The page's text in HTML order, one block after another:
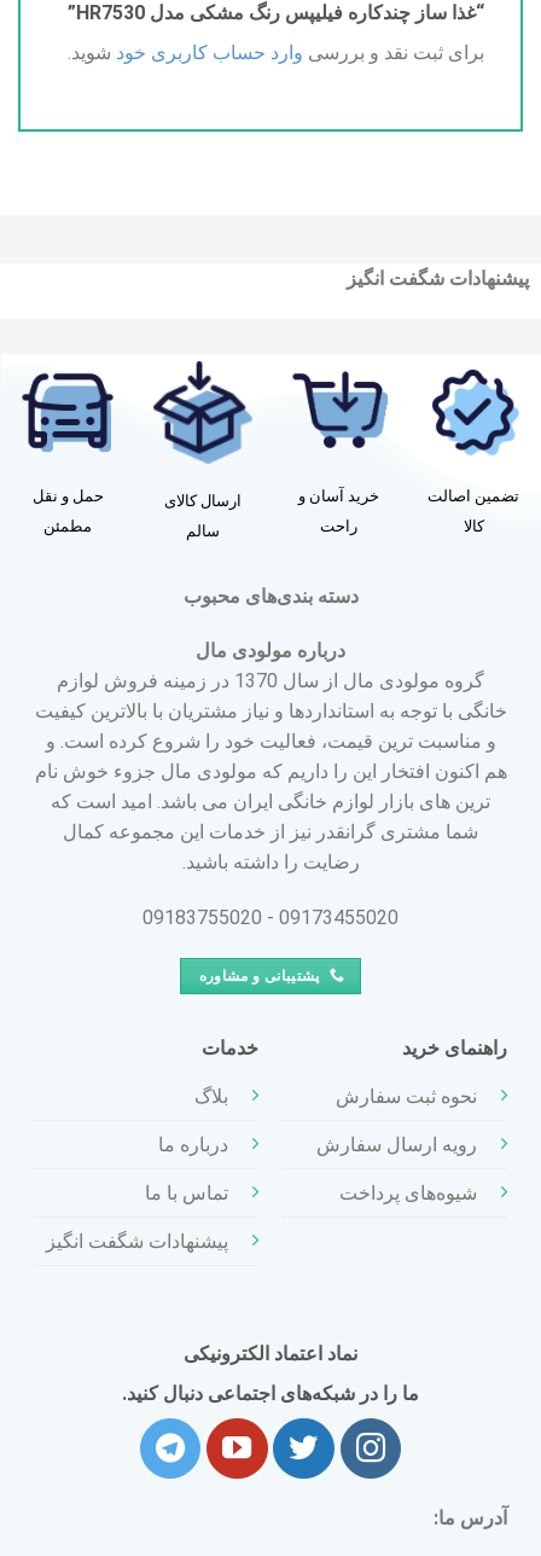
“غذا ساز چندکاره فیلیپس رنگ مشکی مدل HR7530”
برای ثبت نقد و بررسی وارد حساب کاربری خود شوید.
پیشنهادات شگفت انگیز
تضمین اصالت
کالا
خرید آسان و
راحت
ارسال کالای
سالم
حمل و نقل
مطمئن
دسته بندی‌های محبوب
درباره مولودی مال
گروه مولودی مال از سال 1370 در زمینه فروش لوازم
خانگی با توجه به استانداردها و نیاز مشتریان با بالاترین کیفیت
و مناسبت ترین قیمت، فعالیت خود را شروع کرده است. و
هم اکنون افتخار این را داریم که مولودی مال جزوء خوش نام
ترین های بازار لوازم خانگی ایران می باشد. امید است که
شما مشتری گرانقدر نیز از خدمات این مجموعه کمال
رضایت را داشته باشید.
09173455020 - 09183755020
پشتیبانی و مشاوره
راهنمای خرید
نحوه ثبت سفارش
رویه ارسال سفارش
شیوه‌های پرداخت
خدمات
بلاگ
درباره ما
تماس با ما
پیشنهادات شگفت انگیز
نماد اعتماد الکترونیکی
ما را در شبکه‌های اجتماعی دنبال کنید.
آدرس ما: